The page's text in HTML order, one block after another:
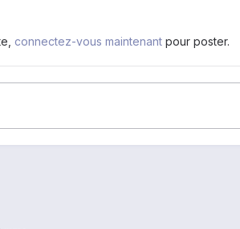
connectez-vous maintenant pour poster.